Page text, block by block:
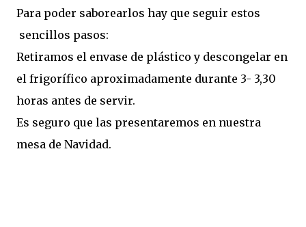
Para poder saborearlos hay que seguir estos
sencillos pasos:
Retiramos el envase de plástico y descongelar en
el frigorífico aproximadamente durante 3- 3,30
horas antes de servir.
Es seguro que las presentaremos en nuestra
mesa de Navidad.